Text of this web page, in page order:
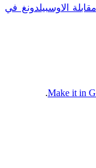
مقابلة الاوسبيلدونغ في
Make it in
.